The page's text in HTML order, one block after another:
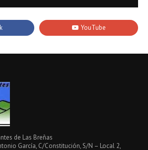
de Las Breñas
García, C/Constitución, S/N – Local 2,